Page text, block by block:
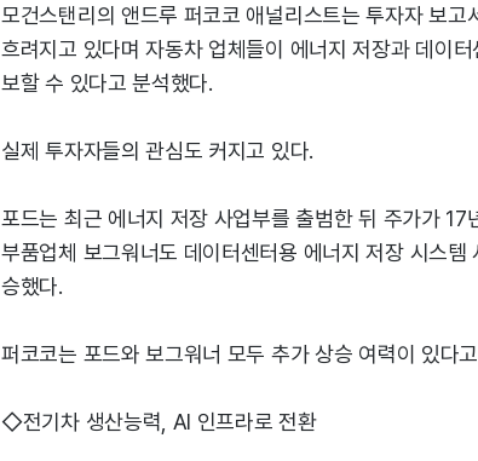
모건스탠리의 앤드루 퍼코코 애널리스트는 투자자 보
흐려지고 있다며 자동차 업체들이 에너지 저장과 데이
보할 수 있다고 분석했다.
실제 투자자들의 관심도 커지고 있다.
포드는 최근 에너지 저장 사업부를 출범한 뒤 주가가
부품업체 보그워너도 데이터센터용 에너지 저장 시스
승했다.
퍼코코는 포드와 보그워너 모두 추가 상승 여력이 있다
◇전기차 생산능력, AI 인프라로 전환